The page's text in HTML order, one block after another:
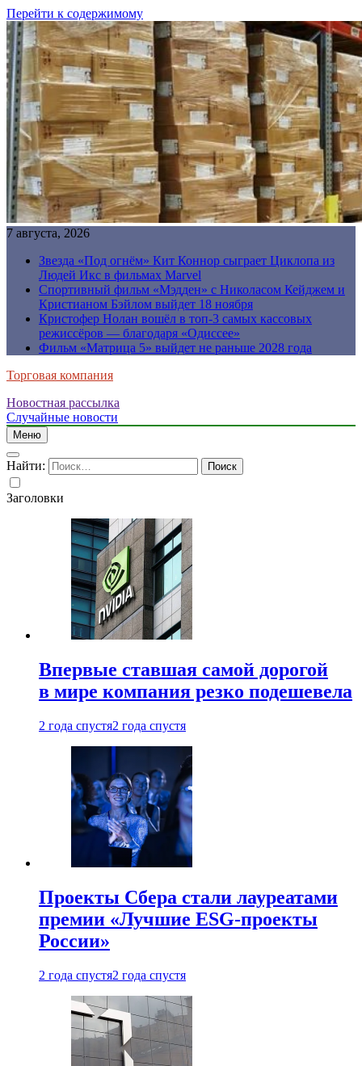
Перейти к содержимому
7 августа, 2026
Звезда «Под огнём» Кит Коннор сыграет Циклопа из
Людей Икс в фильмах Marvel
Спортивный фильм «Мэдден» с Николасом Кейджем и
Кристианом Бэйлом выйдет 18 ноября
Кристофер Нолан вошёл в топ-3 самых кассовых
режиссёров — благодаря «Одиссее»
Фильм «Матрица 5» выйдет не раньше 2028 года
Торговая компания
Новостная рассылка
Случайные новости
Меню
Найти:
Заголовки
Впервые ставшая самой дорогой
в мире компания резко подешевела
2 года спустя2 года спустя
Проекты Сбера стали лауреатами
премии «Лучшие ESG-проекты
России»
2 года спустя2 года спустя